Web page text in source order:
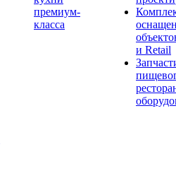
премиум-
класса
и Retail